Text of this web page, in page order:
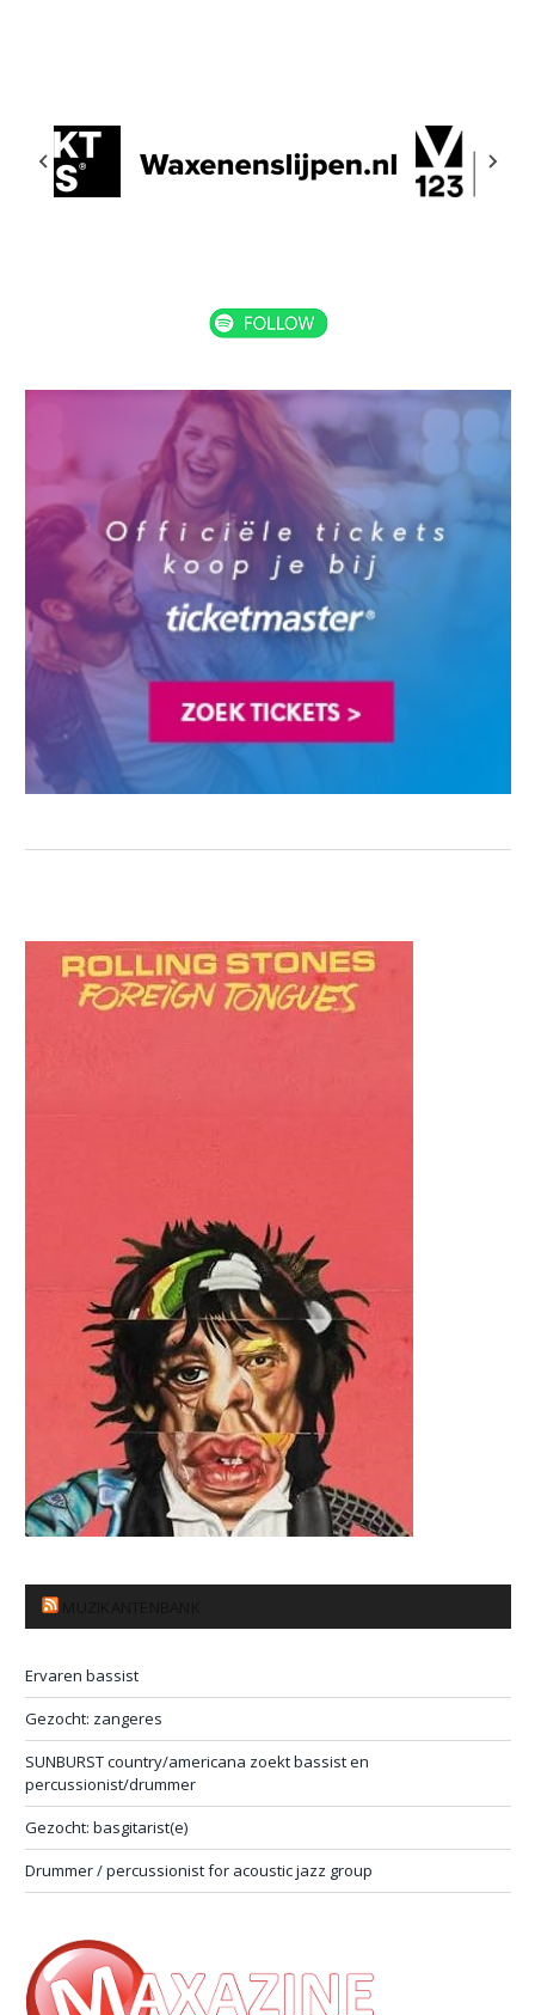
Ervaren bassist
Gezocht: zangeres
SUNBURST country/americana zoekt bassist en
percussionist/drummer
Gezocht: basgitarist(e)
Drummer / percussionist for acoustic jazz group